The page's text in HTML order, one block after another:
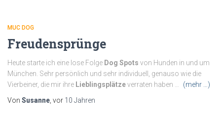
MUC DOG
Freudensprünge
Heute starte ich eine lose Folge Dog Spots von Hunden in und um
München. Sehr persönlich und sehr individuell, genauso wie die
Vierbeiner, die mir ihre Lieblingsplätzeverraten haben …
(mehr …)
Von Susanne, vor 10 Jahren